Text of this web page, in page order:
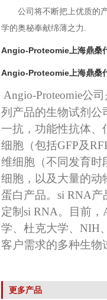
公司将不断把上优质的
学的奥秘奉献绵薄之力.
Angio-Proteomie上海鼎桑
Angio-Proteomie上海鼎桑
Angio-Proteomie公
列产品的生物试剂公
一抗，功能性抗体
细胞（包括GFP及
维细胞（不同发育时
细胞，以及大量的动
蛋白产品。 si RNA产
定制 si RNA。目前，
学、杜克大学、 NIH
客户需求的多种生物
更多产品